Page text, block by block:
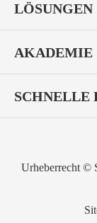
LÖSUNGEN
AKADEMIE
SCHNELLE
Urheberrecht ©